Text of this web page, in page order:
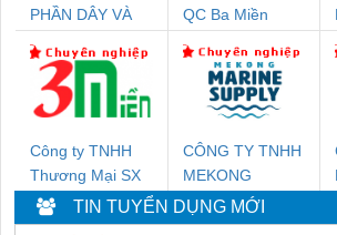
PHẦN DÂY VÀ
THƯỢNG ĐÌNH
QC Ba Miền
Công ty TNHH
Thương Mại SX
Ba Miền
CÔNG TY TNHH
MEKONG
MARINE
SUPPLY
TIN TUYỂN DỤNG MỚI